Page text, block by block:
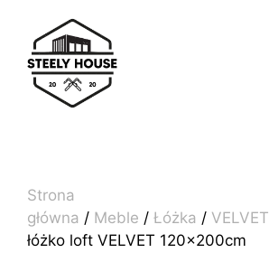
treści
Strona
główna / Meble / Łóżka / VELVET
łóżko loft VELVET 120x200cm